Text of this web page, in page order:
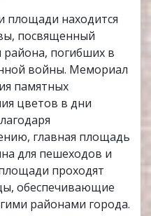
площади находится
посвященный
погибших в
войны. Мемориал
памятных
цветов в дни
главная площадь
для пешеходов и
проходят
обеспечивающие
районами города.